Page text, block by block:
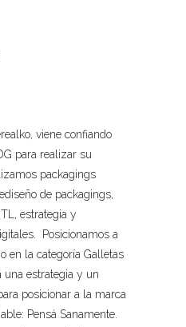
viene confiando
para realizar su
packagings
de packagings,
estrategia y
Posicionamos a
en la categoría Galletas
una estrategia y un
posicionar a la marca
Pensá Sanamente.